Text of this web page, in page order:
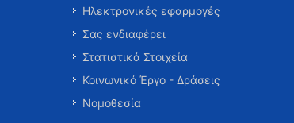
Ηλεκτρονικές εφαρμογές
Σας ενδιαφέρει
Στατιστικά Στοιχεία
Κοινωνικό Έργο - Δράσεις
Νομοθεσία